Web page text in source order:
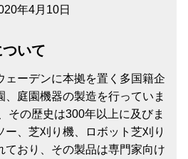
年4月10日
いて
ェーデンに本拠を置く多国籍企
庭園機器の製造を行っていま
その歴史は300年以上に及びま
、芝刈り機、ロボット芝刈り
ており、その製品は専門家向け